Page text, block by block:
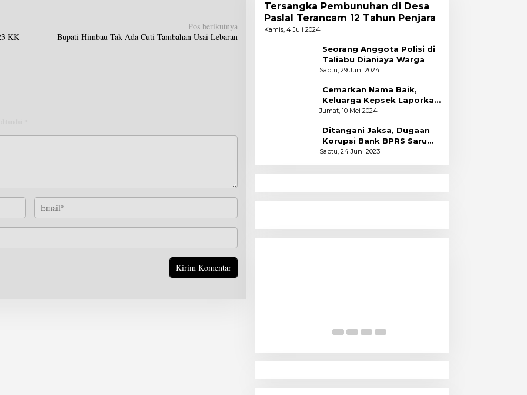
KK
Pos berikutnya
Bupati Himbau Tak Ada Cuti Tambahan Usai Lebaran
Tersangka Pembunuhan di Desa
Paslal Terancam 12 Tahun Penjara
Kamis, 4 Juli 2024
Seorang Anggota Polisi di
Taliabu Dianiaya Warga
Sabtu, 29 Juni 2024
Cemarkan Nama Baik,
Keluarga Kepsek Laporkan
2 Akun Facebook ke Polres
Jumat, 10 Mei 2024
Ditangani Jaksa, Dugaan
Korupsi Bank BPRS Saruma
Halsel Naik Status
Sabtu, 24 Juni 2023
KERAWANAN PEMILU TAHUN
2024 dI KABUPATEN
HALMAHERA SELATAN